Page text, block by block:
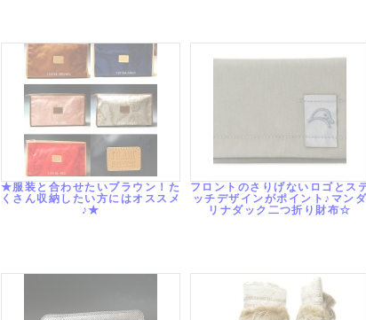
★服装と合わせたいブラウン！た
くさん収納したい方にはオススメ
♪★
フロントのさりげないロゴとス
ッチデザインがポイント♪マンダ
リナダック二つ折り財布☆